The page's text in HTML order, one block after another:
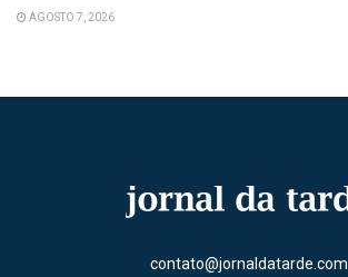
AGOSTO 7, 2026
contato@jornaldatarde.com